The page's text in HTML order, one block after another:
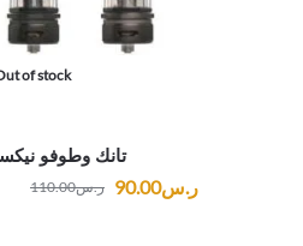
of stock
تانك وطوفو
ر.س110.00 ر.س90.00